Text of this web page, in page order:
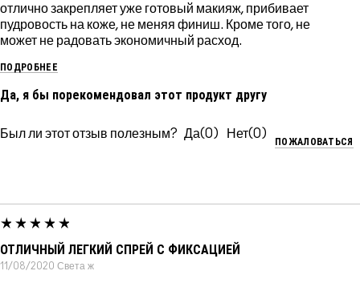
отлично закрепляет уже готовый макияж, прибивает
пудровость на коже, не меняя финиш. Кроме того, не
может не радовать экономичный расход.
ПОДРОБНЕЕ
Да, я бы порекомендовал этот продукт другу
Был ли этот отзыв полезным? 0 0
ПОЖАЛОВАТЬСЯ
ОТЛИЧНЫЙ ЛЕГКИЙ СПРЕЙ С ФИКСАЦИЕЙ
11/08/2020 Света ж